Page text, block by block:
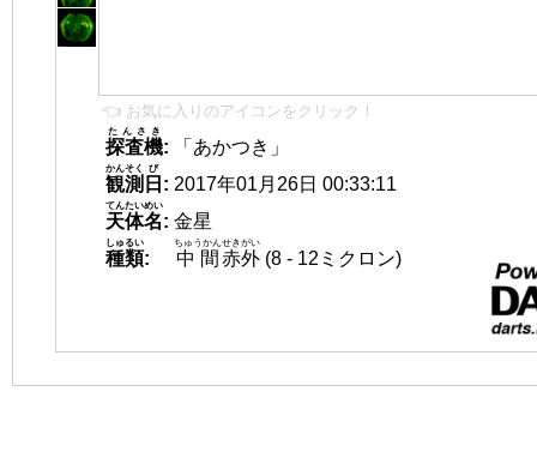
👈 お気に入りのアイコンをクリック！
探査機
たんさき
:
「あかつき」
観測
かんそく
日
び
: 2017年01月26日 00:33:11
天体名
てんたいめい
: 金星
種類
しゅるい
: 中間
ちゅうかん
赤外
せきがい
(8 - 12ミクロン)